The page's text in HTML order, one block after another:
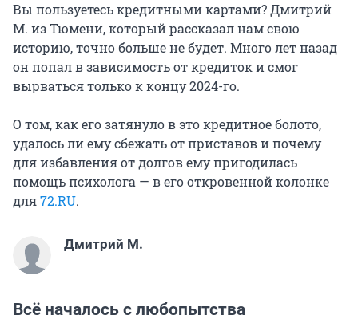
Вы пользуетесь кредитными картами? Дмитрий
М. из Тюмени, который рассказал нам свою
историю, точно больше не будет. Много лет назад
он попал в зависимость от кредиток и смог
вырваться только к концу 2024-го.
О том, как его затянуло в это кредитное болото,
удалось ли ему сбежать от приставов и почему
для избавления от долгов ему пригодилась
помощь психолога — в его откровенной колонке
для72.RU.
Дмитрий М.
Всё началось с любопытства